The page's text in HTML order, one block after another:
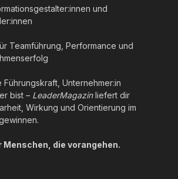
und
Teamführung, Performance und
Unternehmer:in
bist – LeaderMagazinliefert dir
Wirkung und Orientierung im
Menschen, die vorangehen.